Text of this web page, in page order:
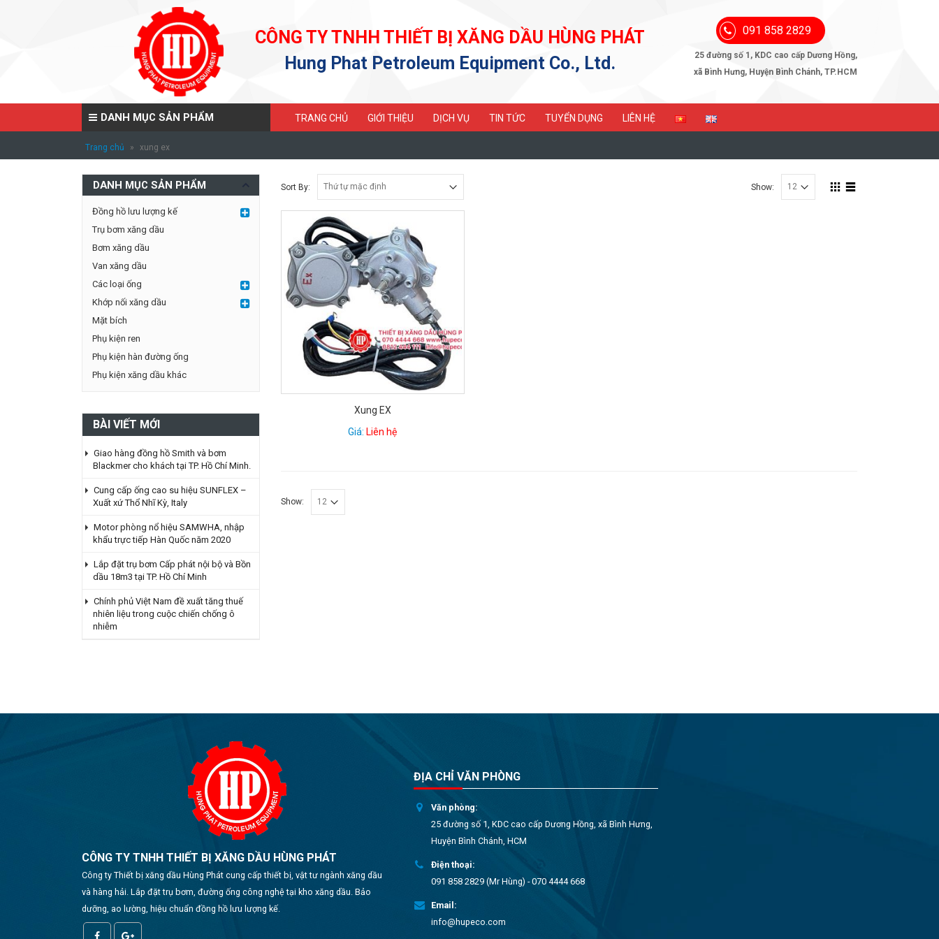
CÔNG TY TNHH THIẾT BỊ XĂNG DẦU HÙNG PHÁT
Hung Phat Petroleum Equipment Co., Ltd.
091 858 2829
25 đường số 1, KDC cao cấp Dương Hồng,
xã Bình Hưng, Huyện Bình Chánh, TP.HCM
TRANG CHỦ GIỚI THIỆU DỊCH VỤ TIN TỨC TUYỂN DỤNG LIÊN HỆ
Trang chủ » xung ex
DANH MỤC SẢN PHẨM
Sort By: Show:
Xung EX
Giá: Liên hệ
Show:
DANH MỤC SẢN PHẨM
Đồng hồ lưu lượng kế
Trụ bơm xăng dầu
Bơm xăng dầu
Van xăng dầu
Các loại ống
Khớp nối xăng dầu
Mặt bích
Phụ kiện ren
Phụ kiện hàn đường ống
Phụ kiện xăng dầu khác
BÀI VIẾT MỚI
Giao hàng đồng hồ Smith và bơm
Blackmer cho khách tại TP. Hồ Chí Minh.
Cung cấp ống cao su hiệu SUNFLEX –
Xuất xứ Thổ Nhĩ Kỳ, Italy
Motor phòng nổ hiệu SAMWHA, nhập
khẩu trực tiếp Hàn Quốc năm 2020
Lắp đặt trụ bơm Cấp phát nội bộ và Bồn
dầu 18m3 tại TP. Hồ Chí Minh
Chính phủ Việt Nam đề xuất tăng thuế
nhiên liệu trong cuộc chiến chống ô
nhiễm
CÔNG TY TNHH THIẾT BỊ XĂNG DẦU HÙNG PHÁT
Công ty Thiết bị xăng dầu Hùng Phát cung cấp thiết bị, vật tư ngành xăng dầu
và hàng hải. Lắp đặt trụ bơm, đường ống công nghệ tại kho xăng dầu. Bảo
dưỡng, ao lường, hiệu chuẩn đồng hồ lưu lượng kế.
ĐỊA CHỈ VĂN PHÒNG
Văn phòng:
25 đường số 1, KDC cao cấp Dương Hồng, xã Bình Hưng,
Huyện Bình Chánh, HCM
Điện thoại:
091 858 2829 (Mr Hùng) - 070 4444 668
Email:
info@hupeco.com